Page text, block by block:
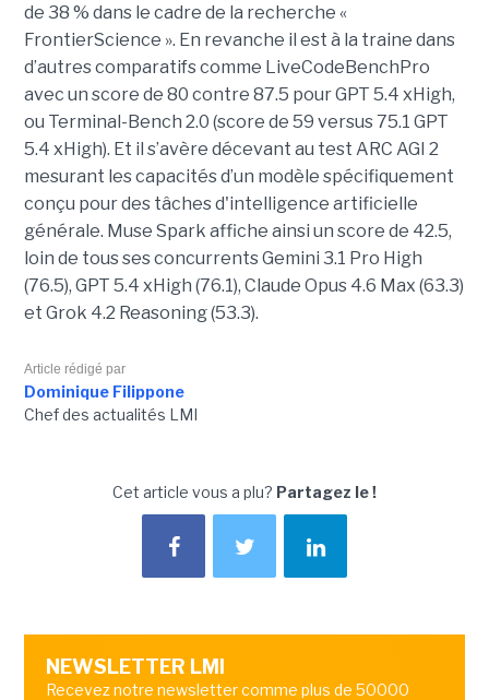
de 38 % dans le cadre de la recherche «
FrontierScience ». En revanche il est à la traine dans
d’autres comparatifs comme LiveCodeBenchPro
avec un score de 80 contre 87.5 pour GPT 5.4 xHigh,
ou Terminal-Bench 2.0 (score de 59 versus 75.1 GPT
5.4 xHigh). Et il s’avère décevant au test ARC AGI 2
mesurant les capacités d’un modèle spécifiquement
conçu pour des tâches d'intelligence artificielle
générale. Muse Spark affiche ainsi un score de 42.5,
loin de tous ses concurrents Gemini 3.1 Pro High
(76.5), GPT 5.4 xHigh (76.1), Claude Opus 4.6 Max (63.3)
et Grok 4.2 Reasoning (53.3).
Article rédigé par
Dominique Filippone
Chef des actualités LMI
Cet article vous a plu? Partagez le !
NEWSLETTER LMI
Recevez notre newsletter comme plus de 50000